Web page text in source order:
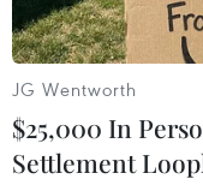
TIN LIÊN
JG Wentworth
$25,000 In
Settlement